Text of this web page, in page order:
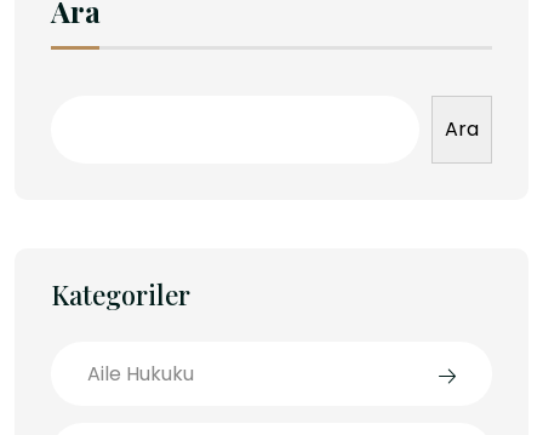
Ara
Ara
Kategoriler
Aile Hukuku